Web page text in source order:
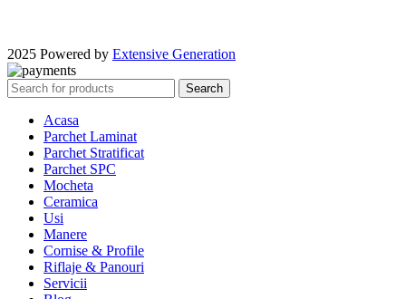
2025 Powered by Extensive Generation
Search
Acasa
Parchet Laminat
Parchet Stratificat
Parchet SPC
Mocheta
Ceramica
Usi
Manere
Cornise & Profile
Riflaje & Panouri
Servicii